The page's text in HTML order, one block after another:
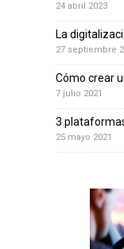
24 abril 2023
La
27 septiembre
Cómo crear
7 julio 2021
3
25 mayo 2021